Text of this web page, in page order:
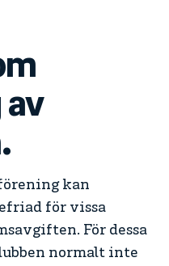
kan
för vissa
För dessa
normalt inte